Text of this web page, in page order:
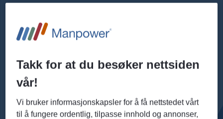
Takk for at du besøker nettsiden
vår!
Vi bruker informasjonskapsler for å få nettstedet vårt
til å fungere ordentlig, tilpasse innhold og annonser,